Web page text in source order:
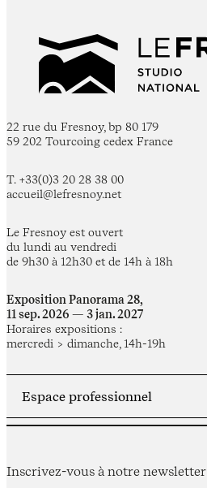
22 rue du Fresnoy, bp 80 179
59 202 Tourcoing cedex France
T. +33(0)3 20 28 38 00
accueil@lefresnoy.net
Le Fresnoy est ouvert
du lundi au vendredi
de 9h30 à 12h30 et de 14h à 18h
Exposition Panorama 28,
11 sep. 2026 — 3 jan. 2027
Horaires expositions :
mercredi > dimanche, 14h-19h
Inscrivez-vous à notre newsletter